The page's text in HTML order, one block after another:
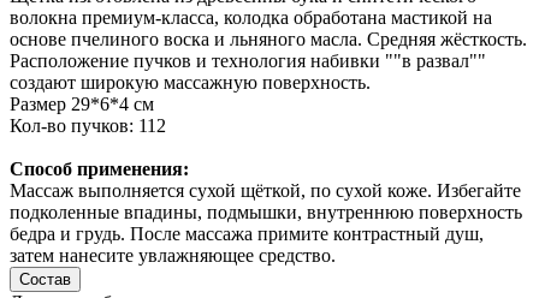
волокна премиум-класса, колодка обработана мастикой на
основе пчелиного воска и льняного масла. Средняя жёсткость.
Расположение пучков и технология набивки ""в развал""
создают широкую массажную поверхность.
Размер 29*6*4 см
Кол-во пучков: 112
Способ применения:
Массаж выполняется сухой щёткой, по сухой коже. Избегайте
подколенные впадины, подмышки, внутреннюю поверхность
бедра и грудь. После массажа примите контрастный душ,
затем нанесите увлажняющее средство.
Состав